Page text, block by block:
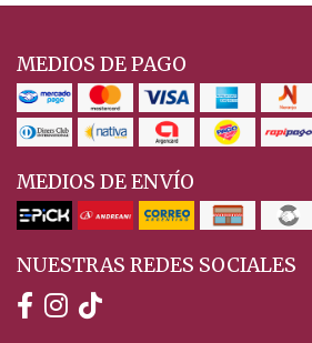
MEDIOS DE PAGO
MEDIOS DE ENVÍO
NUESTRAS REDES SOCIALES